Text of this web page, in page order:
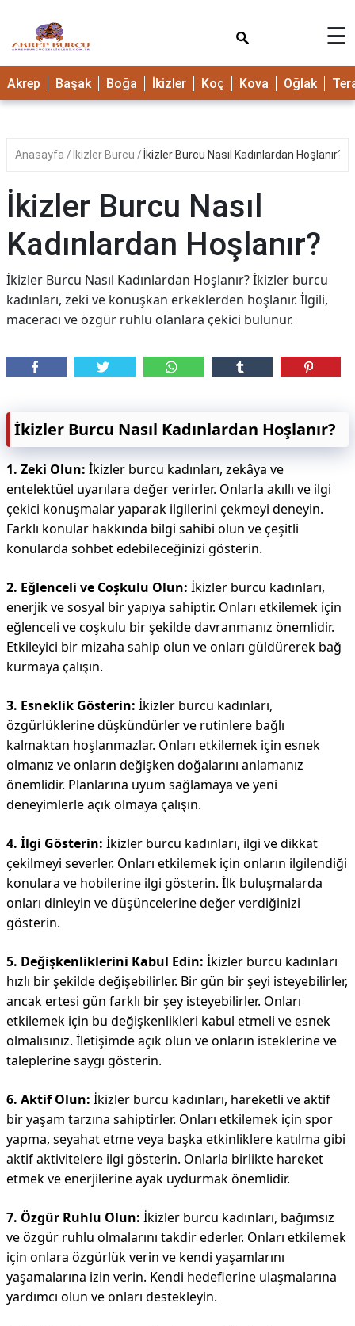
☰
Akrep Başak Boğa İkizler Koç Kova Oğlak
Anasayfa İkizler Burcu İkizler Burcu Nasıl Kadınlardan Hoşlanır?
İkizler Burcu Nasıl
Kadınlardan Hoşlanır?
İkizler Burcu Nasıl Kadınlardan Hoşlanır? İkizler burcu
kadınları, zeki ve konuşkan erkeklerden hoşlanır. İlgili,
maceracı ve özgür ruhlu olanlara çekici bulunur.
İkizler Burcu Nasıl Kadınlardan Hoşlanır?
1. Zeki Olun: İkizler burcu kadınları, zekâya ve
entelektüel uyarılara değer verirler. Onlarla akıllı ve ilgi
çekici konuşmalar yaparak ilgilerini çekmeyi deneyin.
Farklı konular hakkında bilgi sahibi olun ve çeşitli
konularda sohbet edebileceğinizi gösterin.
2. Eğlenceli ve Coşkulu Olun: İkizler burcu kadınları,
enerjik ve sosyal bir yapıya sahiptir. Onları etkilemek için
eğlenceli ve coşkulu bir şekilde davranmanız önemlidir.
Etkileyici bir mizaha sahip olun ve onları güldürerek bağ
kurmaya çalışın.
3. Esneklik Gösterin: İkizler burcu kadınları,
özgürlüklerine düşkündürler ve rutinlere bağlı
kalmaktan hoşlanmazlar. Onları etkilemek için esnek
olmanız ve onların değişken doğalarını anlamanız
önemlidir. Planlarına uyum sağlamaya ve yeni
deneyimlerle açık olmaya çalışın.
4. İlgi Gösterin: İkizler burcu kadınları, ilgi ve dikkat
çekilmeyi severler. Onları etkilemek için onların ilgilendiği
konulara ve hobilerine ilgi gösterin. İlk buluşmalarda
onları dinleyin ve düşüncelerine değer verdiğinizi
gösterin.
5. Değişkenliklerini Kabul Edin: İkizler burcu kadınları
hızlı bir şekilde değişebilirler. Bir gün bir şeyi isteyebilirler,
ancak ertesi gün farklı bir şey isteyebilirler. Onları
etkilemek için bu değişkenlikleri kabul etmeli ve esnek
olmalısınız. İletişimde açık olun ve onların isteklerine ve
taleplerine saygı gösterin.
6. Aktif Olun: İkizler burcu kadınları, hareketli ve aktif
bir yaşam tarzına sahiptirler. Onları etkilemek için spor
yapma, seyahat etme veya başka etkinliklere katılma gibi
aktif aktivitelere ilgi gösterin. Onlarla birlikte hareket
etmek ve enerjilerine ayak uydurmak önemlidir.
7. Özgür Ruhlu Olun: İkizler burcu kadınları, bağımsız
ve özgür ruhlu olmalarını takdir ederler. Onları etkilemek
için onlara özgürlük verin ve kendi yaşamlarını
yaşamalarına izin verin. Kendi hedeflerine ulaşmalarına
yardımcı olun ve onları destekleyin.